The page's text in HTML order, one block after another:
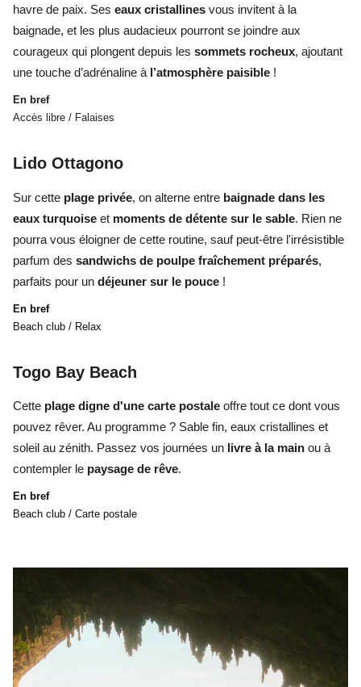
havre de paix. Ses eaux cristallines vous invitent à la
baignade, et les plus audacieux pourront se joindre aux
courageux qui plongent depuis les sommets rocheux, ajoutant
une touche d’adrénaline à l’atmosphère paisible !
En bref
Accès libre / Falaises
Lido Ottagono
Sur cette plage privée, on alterne entre baignade dans les
eaux turquoise et moments de détente sur le sable. Rien ne
pourra vous éloigner de cette routine, sauf peut-être l'irrésistible
parfum des sandwichs de poulpe fraîchement préparés,
parfaits pour un déjeuner sur le pouce !
En bref
Beach club / Relax
Togo Bay Beach
Cette plage digne d'une carte postale offre tout ce dont vous
pouvez rêver. Au programme ? Sable fin, eaux cristallines et
soleil au zénith. Passez vos journées un livre à la main ou à
contempler le paysage de rêve.
En bref
Beach club / Carte postale